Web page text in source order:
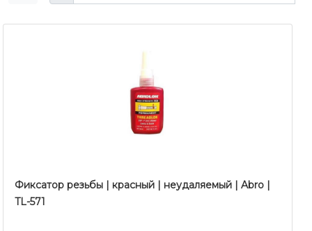
Фиксатор резьбы | красный | неудаляемый | Abro |
TL-571